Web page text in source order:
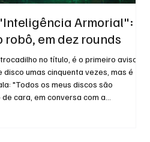
Armorial":
em dez rounds
no título, é o primeiro aviso.
disco umas cinquenta vezes, mas é
"Todos os meus discos são
cara, em conversa com a